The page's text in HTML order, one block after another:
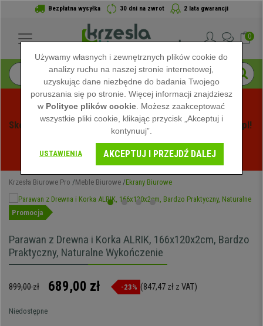
Bezpłatna wysyłka 30 dni na zwrot 2 lata gwarancji
0
Skorzystaj z Letnich Wyprzedaży na Krzeslabiurowepro.pl!
Zobacz oferty -
Krzesła Biurowe Pro Meble Biurowe Ekrany Biurowe
Promocja
Parawan z Drewna i Korka ALRIK, 166x120x2cm, Bardzo
Praktyczny, Naturalne Wykończenie
899,00 zł 689,00 zł -23% (847,47 zł z VAT)
Niedostępne
Używamy własnych i zewnętrznych plików cookie do
analizy ruchu na naszej stronie internetowej,
uzyskując dane niezbędne do badania Twojego
poruszania się po stronie. Więcej informacji znajdziesz
w Polityce plików cookie . Możesz zaakceptować
wszystkie pliki cookie, klikając przycisk „Akceptuj i
kontynuuj”.
USTAWIENIA AKCEPTUJ I PRZEJDŹ DALEJ